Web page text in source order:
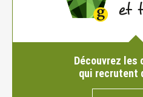
Découvrez
qui recrutent